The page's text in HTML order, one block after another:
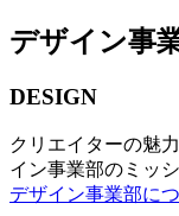
デザイン事
DESIGN
クリエイターの魅
イン事業部のミッ
デザイン事業部に